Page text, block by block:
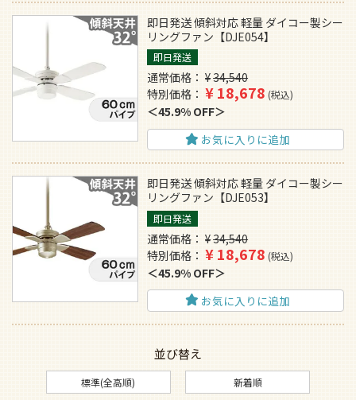
即日発送 傾斜対応 軽量 ダイコー製シー
リングファン【DJE054】
即日発送
通常価格 ¥34,540
特別価格
¥18,678 税込
45.9% OFF
お気に入りに追加
即日発送 傾斜対応 軽量 ダイコー製シー
リングファン【DJE053】
即日発送
通常価格 ¥34,540
特別価格
¥18,678 税込
45.9% OFF
お気に入りに追加
並び替え
標準(全高順) 新着順